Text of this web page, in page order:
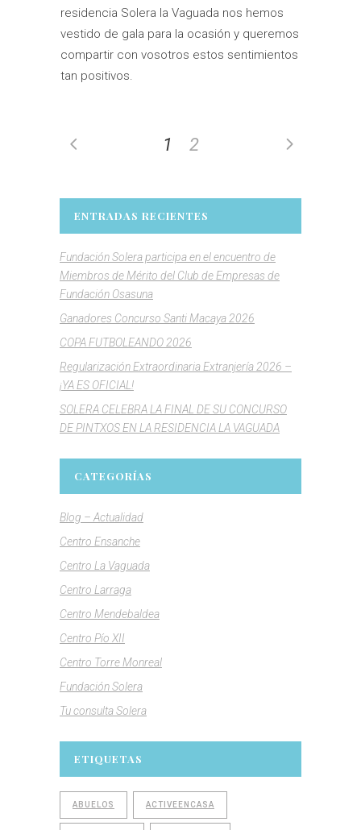
residencia Solera la Vaguada nos hemos
vestido de gala para la ocasión y queremos
compartir con vosotros estos sentimientos
tan positivos.
1 2
ENTRADAS RECIENTES
Fundación Solera participa en el encuentro de
Miembros de Mérito del Club de Empresas de
Fundación Osasuna
Ganadores Concurso Santi Macaya 2026
COPA FUTBOLEANDO 2026
Regularización Extraordinaria Extranjería 2026 –
¡YA ES OFICIAL!
SOLERA CELEBRA LA FINAL DE SU CONCURSO
DE PINTXOS EN LA RESIDENCIA LA VAGUADA
CATEGORÍAS
Blog – Actualidad
Centro Ensanche
Centro La Vaguada
Centro Larraga
Centro Mendebaldea
Centro Pío XII
Centro Torre Monreal
Fundación Solera
Tu consulta Solera
ETIQUETAS
ABUELOS ACTIVEENCASA